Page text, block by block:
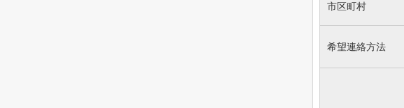
市区町村
希望連絡方法